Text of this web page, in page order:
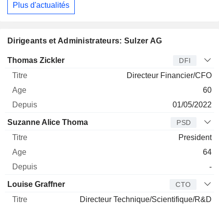
Plus d'actualités
Dirigeants et Administrateurs: Sulzer AG
Dirigeant Titre Age
Thomas Zickler DFI
Directeur Financier/CFO
60
01/05/2022
Suzanne Alice Thoma PSD
President
64
-
Louise Graffner CTO
Directeur Technique/Scientifique/R&D